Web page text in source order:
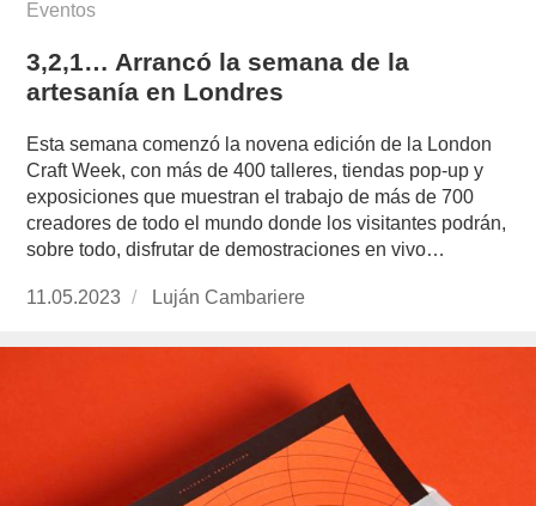
Eventos
3,2,1… Arrancó la semana de la
artesanía en Londres
Esta semana comenzó la novena edición de la London
Craft Week, con más de 400 talleres, tiendas pop-up y
exposiciones que muestran el trabajo de más de 700
creadores de todo el mundo donde los visitantes podrán,
sobre todo, disfrutar de demostraciones en vivo…
Publicado
11.05.2023
https://www.experimenta.es/author/lujan-
Luján Cambariere